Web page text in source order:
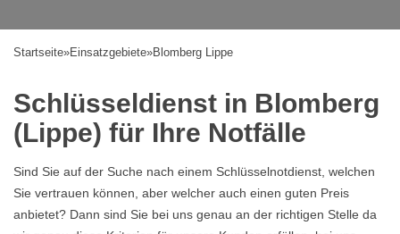
Startseite»Einsatzgebiete»Blomberg Lippe
Schlüsseldienst in Blomberg
(Lippe) für Ihre Notfälle
Sind Sie auf der Suche nach einem Schlüsselnotdienst, welchen
Sie vertrauen können, aber welcher auch einen guten Preis
anbietet? Dann sind Sie bei uns genau an der richtigen Stelle da